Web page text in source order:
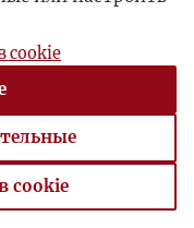
cookie
cookie